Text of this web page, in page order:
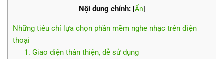
Nội dung chính: [Ẩn]
Những tiêu chí lựa chọn phần mềm nghe nhạc trên điện
thoại
1. Giao diện thân thiện, dễ sử dụng